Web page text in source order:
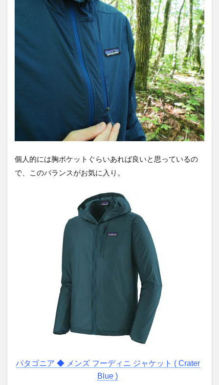
個人的には胸ポケットぐらいあれば良いと思っているの
で、このバランスがお気に入り。
パタゴニア ◆ メンズ フーディニ ジャケット ( Crater
Blue )